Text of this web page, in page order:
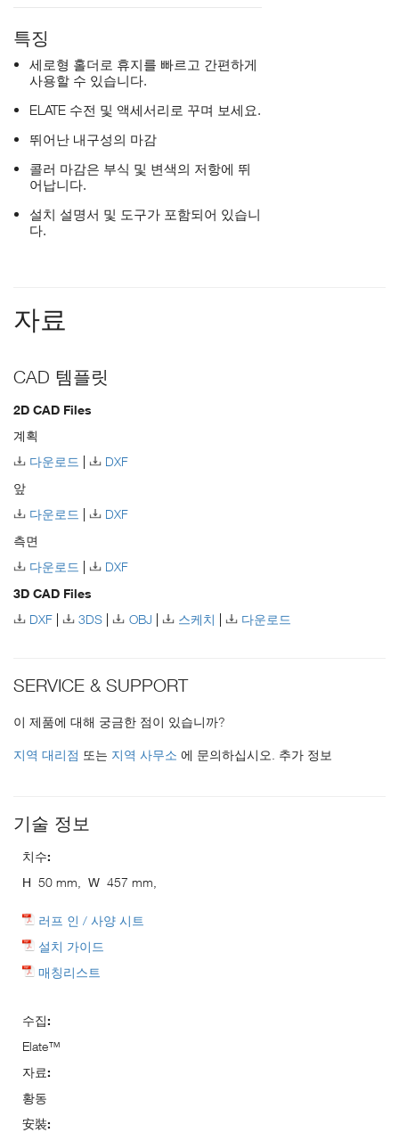
특징
세로형 홀더로 휴지를 빠르고 간편하게
사용할 수 있습니다.
ELATE 수전 및 액세서리로 꾸며 보세요.
뛰어난 내구성의 마감
콜러 마감은 부식 및 변색의 저항에 뛰
어납니다.
설치 설명서 및 도구가 포함되어 있습니
다.
자료
CAD 템플릿
2D CAD Files
계획
다운로드
DXF
앞
다운로드
DXF
측면
다운로드
DXF
3D CAD Files
DXF
3DS OBJ 스케치 다운로드
SERVICE & SUPPORT
이 제품에 대해 궁금한 점이 있습니까?
지역 대리점 또는 지역 사무소 에 문의하십시오. 추가 정보
기술 정보
치수:
H 50 mm, W 457 mm,
러프 인 / 사양 시트
설치 가이드
매칭리스트
수집:
Elate™
자료:
황동
安裝: